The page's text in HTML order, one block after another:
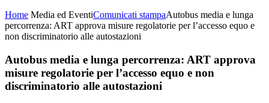
Home Media ed EventiComunicati stampaAutobus media e lunga
percorrenza: ART approva misure regolatorie per l’accesso equo e
non discriminatorio alle autostazioni
Autobus media e lunga percorrenza: ART approva
misure regolatorie per l’accesso equo e non
discriminatorio alle autostazioni